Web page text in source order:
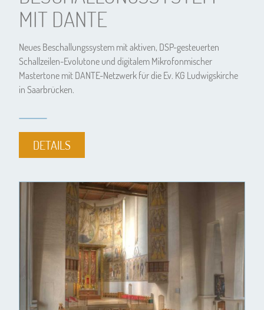
MIT DANTE
Neues Beschallungssystem mit aktiven, DSP-gesteuerten
Schallzeilen-Evolutone und digitalem Mikrofonmischer
Mastertone mit DANTE-Netzwerk für die Ev. KG Ludwigskirche
in Saarbrücken.
DETAILS